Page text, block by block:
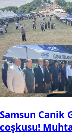
Samsun Canik
coşkusu!